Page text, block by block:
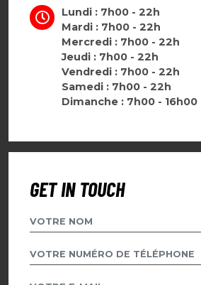
Lundi : 7h00 - 22h
Mardi : 7h00 - 22h
Mercredi : 7h00 - 22h
Jeudi : 7h00 - 22h
Vendredi : 7h00 - 22h
Samedi : 7h00 - 22h
Dimanche : 7h00 - 16h00
GET IN TOUCH